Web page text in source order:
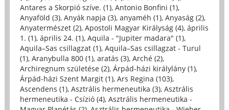
Antares a Skorpió szíve. (1), Antonio Bonfini (1),
Anyaföld (3), Anyák napja (3), anyaméh (1), Anyaság (2),
Anyatermészet (2), Apostoli Magyar Királyság (4), április
1. (1), április 24. (1), Aquila - "Jupiter madara" (1),
Aquila–Sas csillagzat (1), Aquila–Sas csillagzat - Turul
(1), Aranybulla 800 (1), aratás (3), Arché (2),
Archiregnum születése (2), Árpád-házi királylány (1),
Árpád-házi Szent Margit (1), Ars Regina (103),
Ascendens (1), Asztrális hermeneutika (3), Asztrális
hermeneutika - Csízió (4), Asztrális hermeneutika -